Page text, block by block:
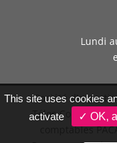
Lundi
Société
Télos Conseil –
comptables
This site uses cookies
activate
✓ OK,